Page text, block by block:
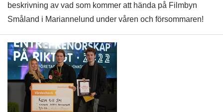
beskrivning av vad som kommer att hända på Filmbyn
Småland i Mariannelund under våren och försommaren!